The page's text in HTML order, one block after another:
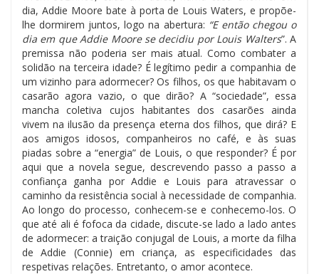
dia, Addie Moore bate à porta de Louis Waters, e propõe-
lhe dormirem juntos, logo na abertura: “E então chegou o
dia em que Addie Moore se decidiu por Louis Walters”. A
premissa não poderia ser mais atual. Como combater a
solidão na terceira idade? É legítimo pedir a companhia de
um vizinho para adormecer? Os filhos, os que habitavam o
casarão agora vazio, o que dirão? A “sociedade”, essa
mancha coletiva cujos habitantes dos casarões ainda
vivem na ilusão da presença eterna dos filhos, que dirá? E
aos amigos idosos, companheiros no café, e às suas
piadas sobre a “energia” de Louis, o que responder? É por
aqui que a novela segue, descrevendo passo a passo a
confiança ganha por Addie e Louis para atravessar o
caminho da resistência social à necessidade de companhia.
Ao longo do processo, conhecem-se e conhecemo-los. O
que até ali é fofoca da cidade, discute-se lado a lado antes
de adormecer: a traição conjugal de Louis, a morte da filha
de Addie (Connie) em criança, as especificidades das
respetivas relações. Entretanto, o amor acontece.